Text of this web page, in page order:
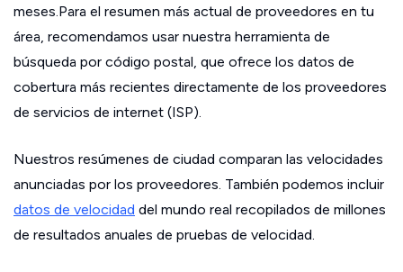
meses.Para el resumen más actual de proveedores en tu
área, recomendamos usar nuestra herramienta de
búsqueda por código postal, que ofrece los datos de
cobertura más recientes directamente de los proveedores
de servicios de internet (ISP).
Nuestros resúmenes de ciudad comparan las velocidades
anunciadas por los proveedores. También podemos incluir
datos de velocidad del mundo real recopilados de millones
de resultados anuales de pruebas de velocidad.